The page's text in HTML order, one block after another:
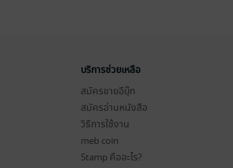
บริการช่วยเหลือ
สมัครขายอีบุ๊ก
สมัครอ่านหนังสือ
วิธีการใช้งาน
meb coin
Stamp คืออะไร?